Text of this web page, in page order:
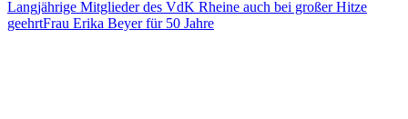
Langjährige Mitglieder des VdK Rheine auch bei großer Hitze
geehrtFrau Erika Beyer für 50 Jahre